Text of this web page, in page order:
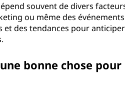
souvent de divers
ou même des
des tendances pour
bonne chose